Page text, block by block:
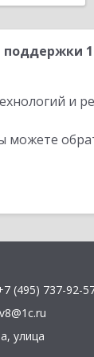
и
(495) 737-92-
, улица